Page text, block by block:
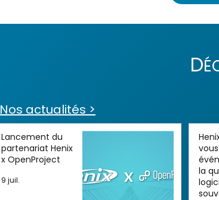
D
Nos actualités >
Lancement du
partenariat Henix
x OpenProject
9 juil.
la